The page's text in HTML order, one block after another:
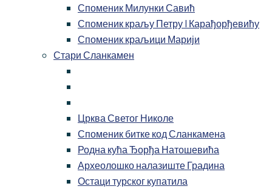
Споменик Милунки Савић
Споменик краљу Петру I Карађорђевићу
Споменик краљици Марији
Стари Сланкамен
Црква Светог Николе
Споменик битке код Сланкамена
Родна кућа Ђорђа Натошевића
Археолошко налазиште Градина
Остаци турског купатила